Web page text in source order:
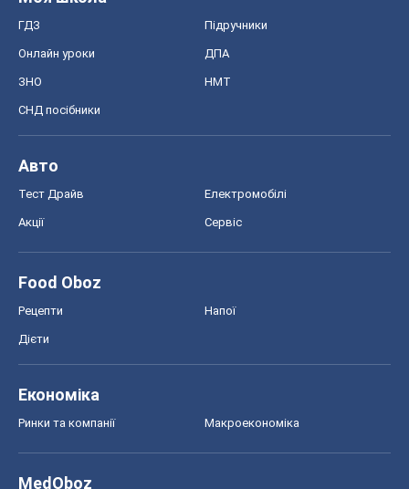
ГДЗ Підручники
Онлайн уроки ДПА
ЗНО НМТ
СНД посібники
Авто
Тест Драйв Електромобілі
Акції Сервіс
Food Oboz
Рецепти Напої
Дієти
Економіка
Ринки та компанії Макроекономіка
MedOboz